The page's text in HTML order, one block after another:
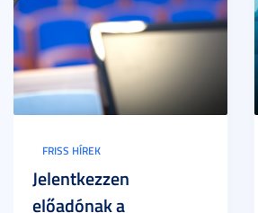
FRISS HÍREK
Jelentkezzen
előadónak a